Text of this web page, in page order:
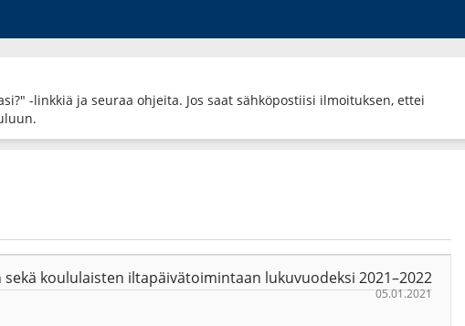
-linkkiä ja seuraa ohjeita. Jos saat sähköpostiisi ilmoituksen, ettei
koululaisten iltapäivätoimintaan lukuvuodeksi 2021–2022
05.01.2021